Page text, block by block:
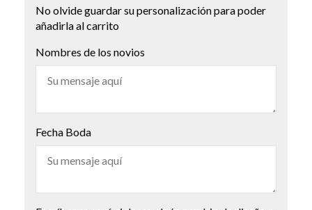
No olvide guardar su personalización para poder
añadirla al carrito
Nombres de los novios
Fecha Boda